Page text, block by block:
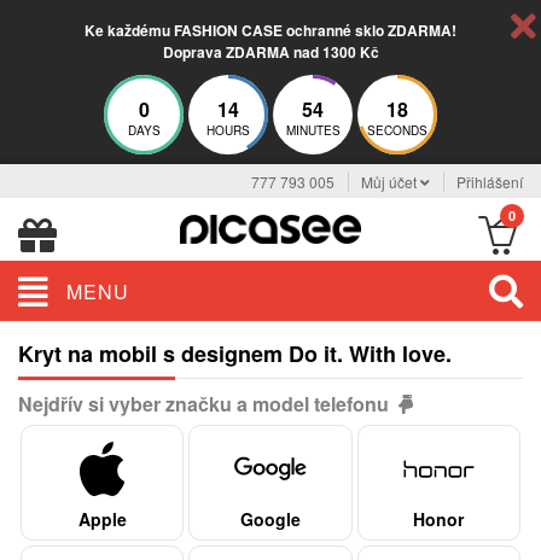
Ke každému FASHION CASE ochranné sklo ZDARMA!
Doprava ZDARMA nad 1300 Kč
0
DAYS
14
HOURS
54
MINUTES
17
SECONDS
777 793 005 Můj účet Přihlášení
0
MENU
Kryt na mobil s designem Do it. With love.
Nejdřív si vyber značku a model telefonu
Apple Google Honor